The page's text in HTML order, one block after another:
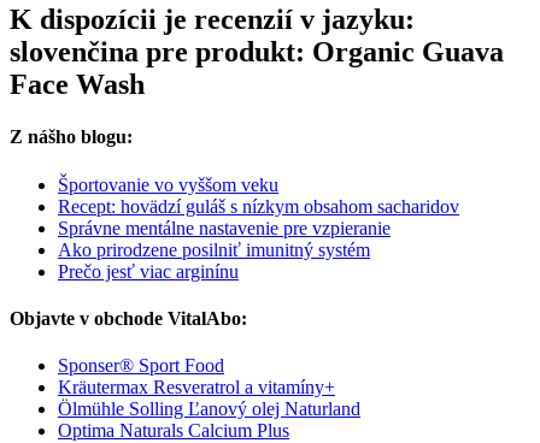
K dispozícii je recenzií v jazyku:
slovenčina pre produkt: Organic Guava
Face Wash
Z nášho blogu:
Športovanie vo vyššom veku
Recept: hovädzí guláš s nízkym obsahom sacharidov
Správne mentálne nastavenie pre vzpieranie
Ako prirodzene posilniť imunitný systém
Prečo jesť viac arginínu
Objavte v obchode VitalAbo:
Sponser® Sport Food
Kräutermax Resveratrol a vitamíny+
Ölmühle Solling Ľanový olej Naturland
Optima Naturals Calcium Plus